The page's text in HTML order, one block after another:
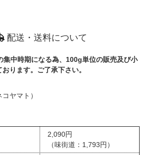
配送・送料について
中時期になる為、100g単位の販売及び小
ります。ご了承下さい。
ヤマト）
2,090円
（味街道：1,793円）